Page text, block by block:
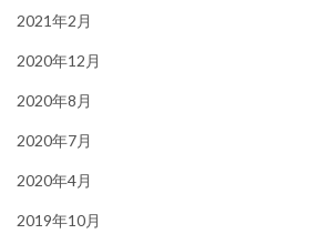
2021年2月
2020年12月
2020年8月
2020年7月
2020年4月
2019年10月